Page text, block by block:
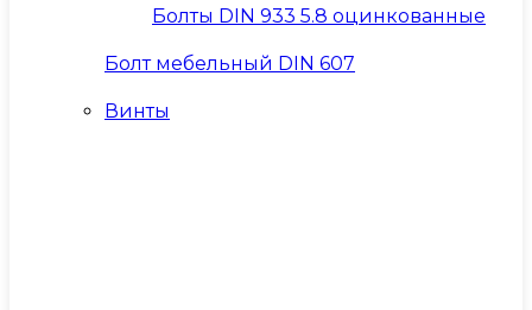
Болты DIN 933 5.8 оцинкованные
Болт мебельный DIN 607
Винты